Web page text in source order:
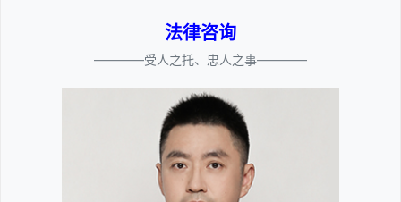
法律咨询
————受人之托、忠人之事————